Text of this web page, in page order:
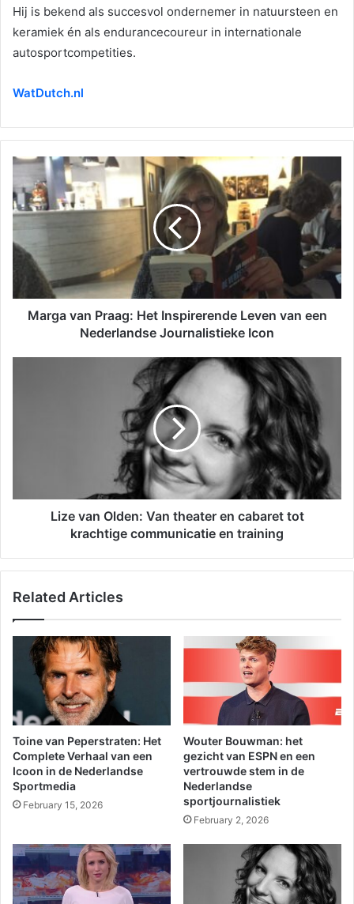
Hij is bekend als succesvol ondernemer in natuursteen en
keramiek én als endurancecoureur in internationale
autosportcompetities.
WatDutch.nl
Marga van Praag: Het Inspirerende Leven van een
Nederlandse Journalistieke Icon
Lize van Olden: Van theater en cabaret tot
krachtige communicatie en training
Related Articles
Toine van Peperstraten: Het
Complete Verhaal van een
Icoon in de Nederlandse
Sportmedia
February 15, 2026
Wouter Bouwman: het
gezicht van ESPN en een
vertrouwde stem in de
Nederlandse
sportjournalistiek
February 2, 2026